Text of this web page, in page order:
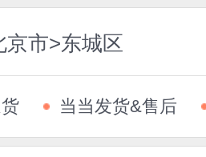
京市>东城区
当当发货&售后